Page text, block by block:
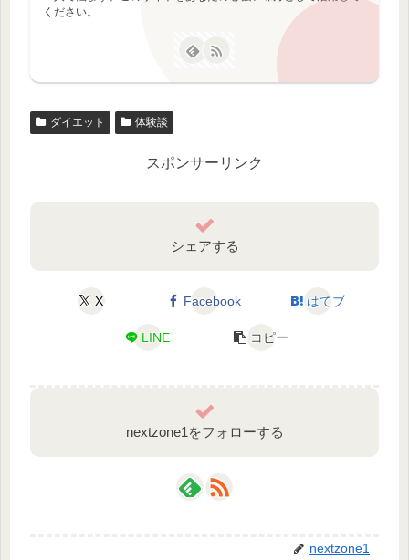
ください。
ダイエット 体験談
スポンサーリンク
シェアする
X Facebook はてブ
LINE コピー
nextzone1をフォローする
nextzone1